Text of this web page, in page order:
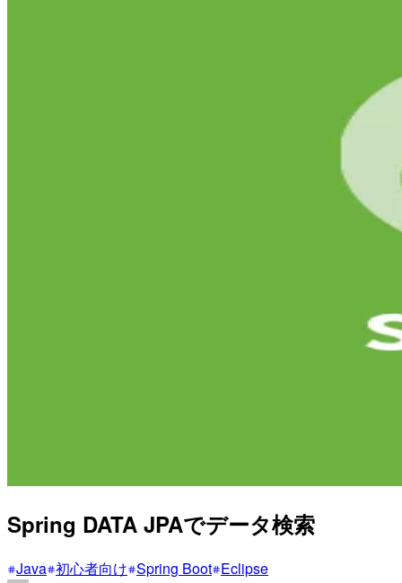
Spring DATA JPAでデータ検索
Java 初心者向け Spring Boot Eclipse